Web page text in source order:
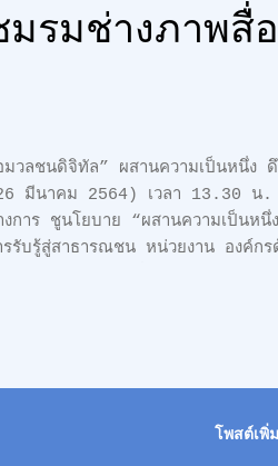
มรมช่างภาพสื่
ปิดตัว!!
มวลชนดิจิทัล” ผสานความเป็นหนึ่ง ดึ
มีนาคม 2564) เวลา 13.30 น. ช
งการ ชูนโยบาย “ผสานความเป็นหนึ่
รรับรู้สู่สาธารณชน หน่วยงาน องค์ก
ห่งประเทศไทย ด้านสินค้าและธุ
โพสต์เพิ่